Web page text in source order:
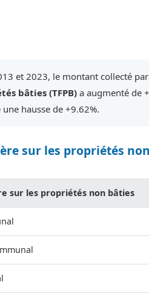
et 2023, le montant collecté
bâties (TFPB) a augmenté de
hausse de +9.62%.
sur les propriétés
sur les propriétés non bâties